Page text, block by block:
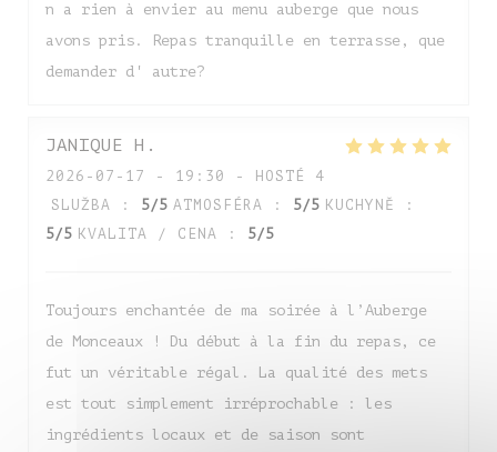
n a rien à envier au menu auberge que nous
avons pris. Repas tranquille en terrasse, que
demander d' autre?
JANIQUE H
2026-07-17
- 19:30 - HOSTÉ 4
SLUŽBA : 5/5 ATMOSFÉRA : 5/5 KUCHYNĚ
:
5/5 KVALITA / CENA : 5/5
Toujours enchantée de ma soirée à l’Auberge
de Monceaux ! Du début à la fin du repas, ce
fut un véritable régal. La qualité des mets
est tout simplement irréprochable : les
ingrédients locaux et de saison sont